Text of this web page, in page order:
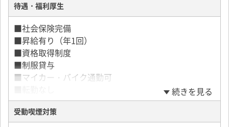
待遇・福利厚生
■社会保険完備
■昇給有り（年1回）
■資格取得制度
■制服貸与
■マイカー・バイク通勤可
続きを見る
受動喫煙対策